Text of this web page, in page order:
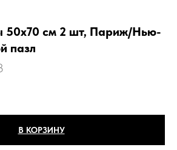
50х70 см 2 шт, Париж/Нью-
пазл
В КОРЗИНУ